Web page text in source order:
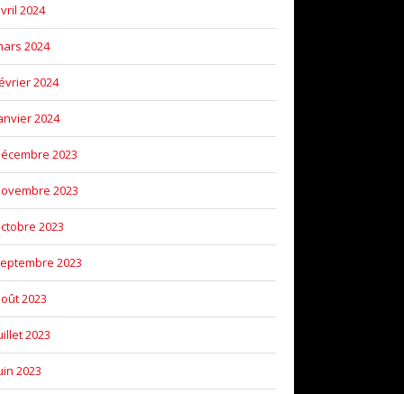
2024
2024
2024
2024
2023
2023
2023
2023
2023
2023
2023